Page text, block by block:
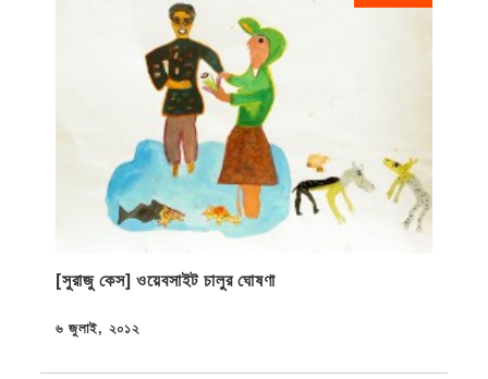
[সুরাজু কেস] ওয়েবসাইট চালুর ঘোষণা
প্রকাশিত
৬ জুলাই, ২০১২